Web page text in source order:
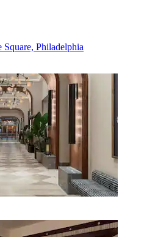
Philadelphia